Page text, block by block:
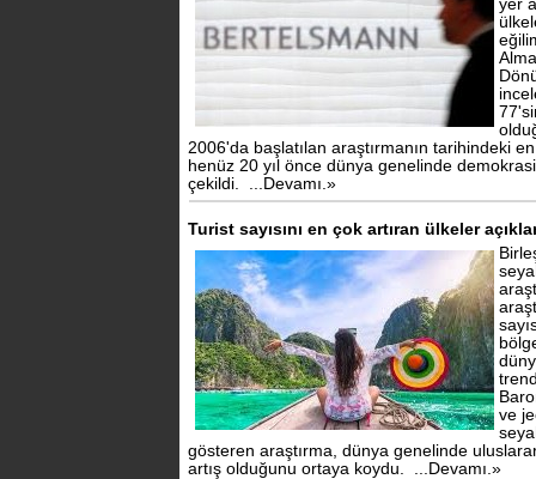
yer
2006'da başlatılan araştırmanın tarihindeki
henüz 20 yıl önce dünya genelinde
çekildi.
...Devamı.»
Turist sayısını en çok artıran ülkeler
ve
gösteren araştırma, dünya genelinde
artış olduğunu ortaya koydu.
...Devamı.»